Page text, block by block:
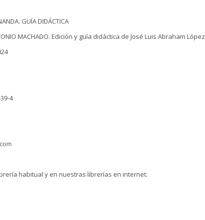
GUÍA DIDÁCTICA
MACHADO. Edición y guía didáctica de José Luis Abraham López
4
habitual y en nuestras librerías en internet.